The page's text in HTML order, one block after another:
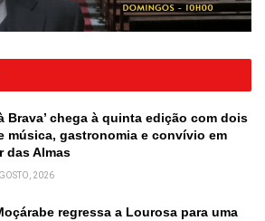
Brava’ chega à quinta edição com dois
música, gastronomia e convívio em
das Almas
2026
regressa a Lourosa para uma